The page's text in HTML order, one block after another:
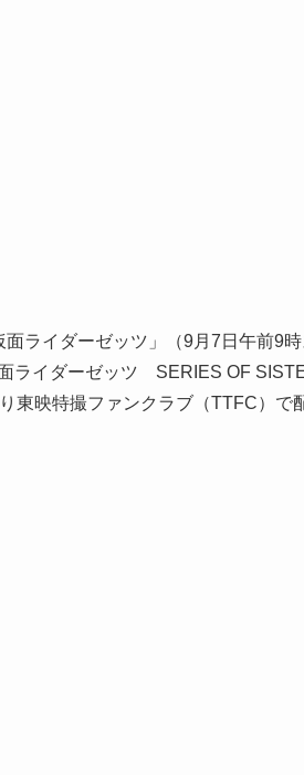
ライダーゼッツ」（9月7日午前9
ライダーゼッツ SERIES OF
東映特撮ファンクラブ（TTFC）で